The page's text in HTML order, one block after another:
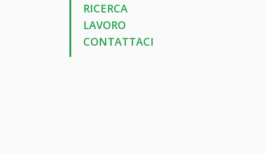
RICERCA
LAVORO
CONTATTACI